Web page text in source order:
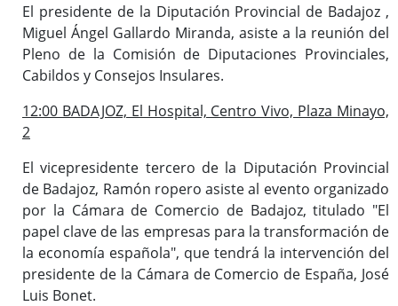
El presidente de la Diputación Provincial de Badajoz ,
Miguel Ángel Gallardo Miranda, asiste a la reunión del
Pleno de la Comisión de Diputaciones Provinciales,
Cabildos y Consejos Insulares.
12:00 BADAJOZ, El Hospital, Centro Vivo, Plaza Minayo,
2
El vicepresidente tercero de la Diputación Provincial
de Badajoz, Ramón ropero asiste al evento organizado
por la Cámara de Comercio de Badajoz, titulado "El
papel clave de las empresas para la transformación de
la economía española", que tendrá la intervención del
presidente de la Cámara de Comercio de España, José
Luis Bonet.